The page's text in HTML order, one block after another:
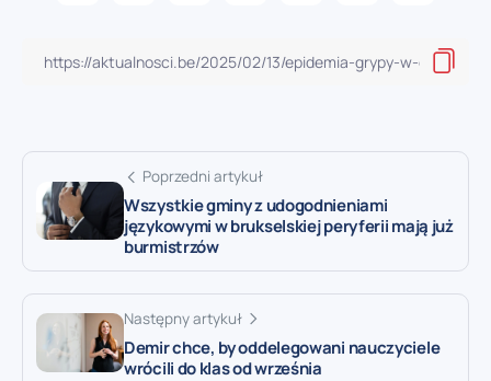
Poprzedni artykuł
Wszystkie gminy z udogodnieniami
językowymi w brukselskiej peryferii mają już
burmistrzów
Następny artykuł
Demir chce, by oddelegowani nauczyciele
wrócili do klas od września